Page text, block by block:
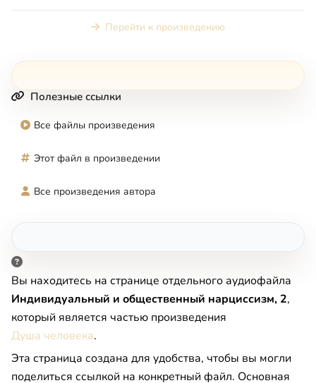
Перейти к произведению
Полезные ссылки
Все файлы произведения
Этот файл в произведении
Все произведения автора
Вы находитесь на странице отдельного аудиофайла
Индивидуальный и общественный нарциссизм, 2,
который является частью произведения
Душа человека.
Эта страница создана для удобства, чтобы вы могли
поделиться ссылкой на конкретный файл. Основная